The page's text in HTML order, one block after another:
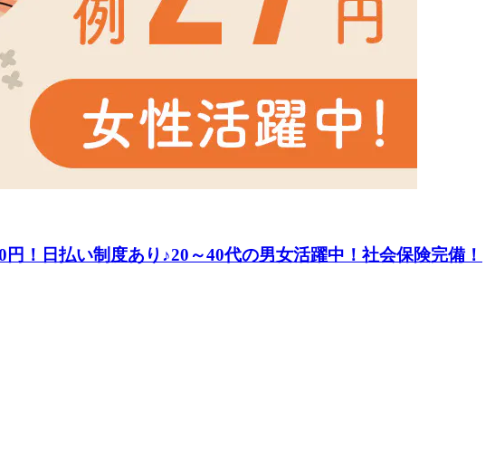
！日払い制度あり♪20～40代の男女活躍中！社会保険完備！